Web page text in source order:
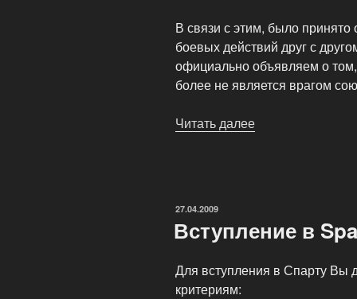
В связи с этим, было
боевых действий друг с
официально объявляем о
более не является врагом
Читать далее
ОПУБЛИКОВАНО
27.04.2009
Вступление в
Для вступления в Спарту Вы
критериям: